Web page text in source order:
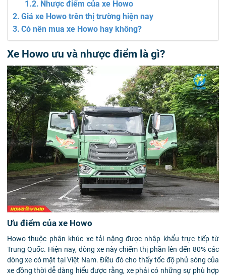
Nhược điểm của xe Howo
Giá xe Howo trên thị trường hiện nay
Có nên mua xe Howo hay không?
Xe Howo ưu và nhược điểm là gì?
Ưu điểm của xe Howo
Howo thuộc phân khúc xe tải nặng được nhập khẩu trực tiếp từ
Trung Quốc. Hiện nay, dòng xe này chiếm thị phần lên đến 80% các
dòng xe có mặt tại Việt Nam. Điều đó cho thấy tốc độ phủ sóng của
xe đồng thời dễ dàng hiểu được rằng, xe phải có những sự phù hợp